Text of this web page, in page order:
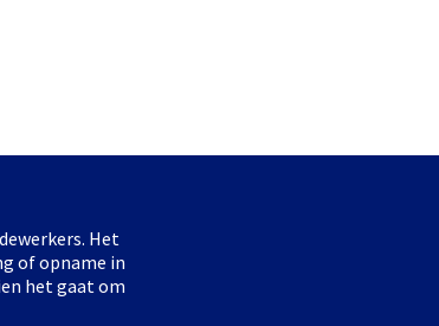
Het
of opname in
het gaat om